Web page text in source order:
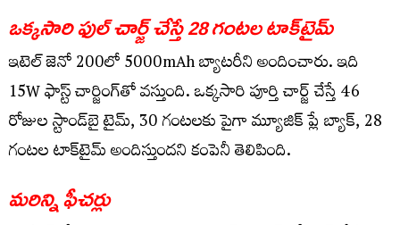
ఒక్కసారి ఫుల్ చార్జ్ చేస్తే 28 గంటల టాక్‌టైమ్
ఇటెల్ జెనో 200లో 5000mAh బ్యాటరీని అందించారు. ఇది
15W ఫాస్ట్ చార్జింగ్‌తో వస్తుంది. ఒక్కసారి పూర్తి చార్జ్ చేస్తే 46
రోజుల స్టాండ్‌బై టైమ్, 30 గంటలకు పైగా మ్యూజిక్ ప్లే బ్యాక్, 28
గంటల టాక్‌టైమ్‌ అందిస్తుందని కంపెనీ తెలిపింది.
మరిన్ని ఫీచర్లు